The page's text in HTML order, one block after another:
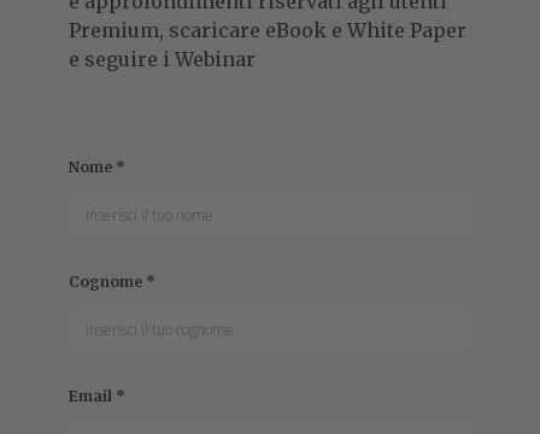
Premium, scaricare eBook e White Paper
e seguire i Webinar
Nome *
Cognome *
Email *